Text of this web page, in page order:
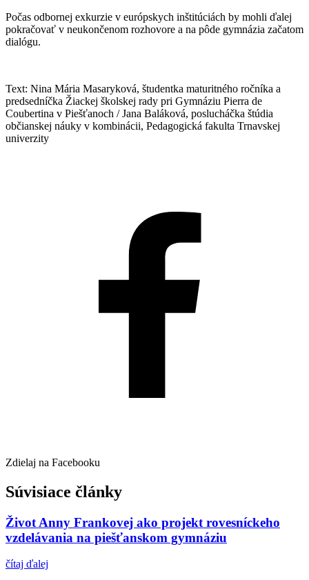
Počas odbornej exkurzie v európskych inštitúciách by mohli ďalej
pokračovať v neukončenom rozhovore a na pôde gymnázia začatom
dialógu.
Text: Nina Mária Masaryková, študentka maturitného ročníka a
predsedníčka Žiackej školskej rady pri Gymnáziu Pierra de
Coubertina v Piešťanoch / Jana Baláková, poslucháčka štúdia
občianskej náuky v kombinácii, Pedagogická fakulta Trnavskej
univerzity
Zdielaj na Facebooku
Súvisiace články
Život Anny Frankovej ako projekt rovesníckeho
vzdelávania na piešťanskom gymnáziu
čítaj ďalej